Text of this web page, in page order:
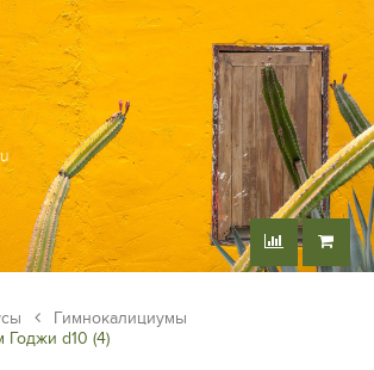
Гимнокалициумы
Годжи d10 (4)